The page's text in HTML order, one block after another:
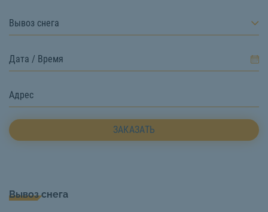
Вывоз снега
ЗАКАЗАТЬ
Вывоз снега